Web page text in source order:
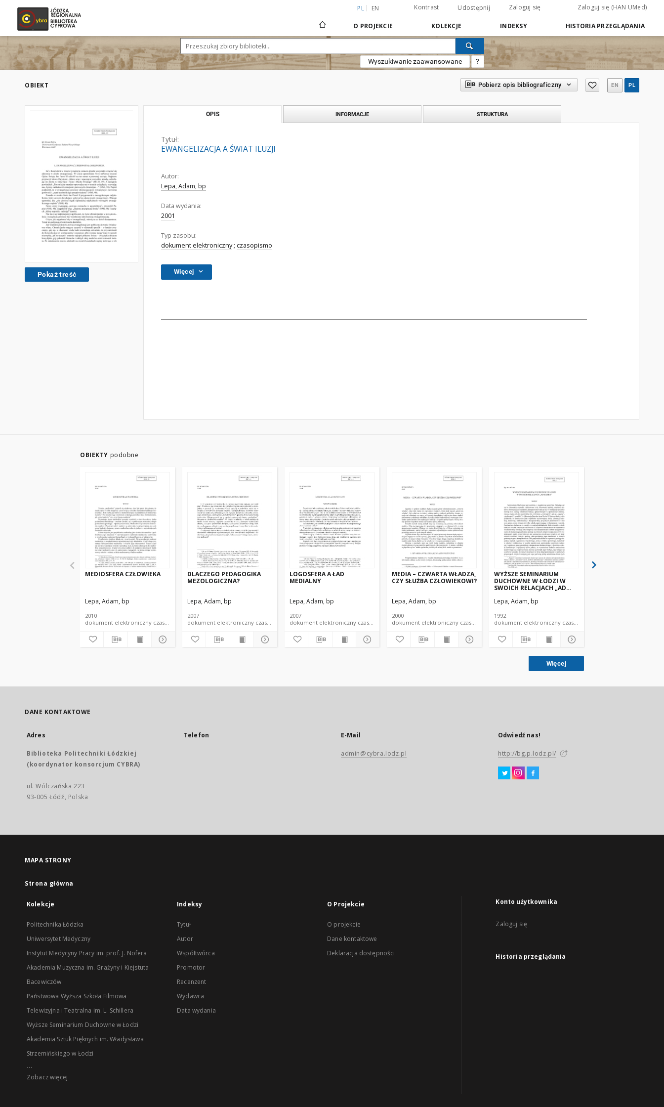
PL EN Kontrast Udostępnij Zaloguj się Zaloguj się (HAN UMed)
O PROJEKCIE KOLEKCJE INDEKSY HISTORIA PRZEGLĄDANIA
Wyszukiwanie zaawansowane ?
OBIEKT Pobierz opis bibliograficzny EN PL
Pokaż treść
OPIS INFORMACJE STRUKTURA
Tytuł:
EWANGELIZACJA A ŚWIAT ILUZJI
Autor:
Lepa, Adam, bp
Data wydania:
2001
Typ zasobu:
dokument elektroniczny; czasopismo
Więcej
OBIEKTY podobne
MEDIOSFERA CZŁOWIEKA
Lepa, Adam, bp
2010
dokument elektroniczny czasopismo
DLACZEGO PEDAGOGIKA
MEZOLOGICZNA?
Lepa, Adam, bp
2007
dokument elektroniczny czasopismo
LOGOSFERA A ŁAD
MEDIALNY
Lepa, Adam, bp
2007
dokument elektroniczny czasopismo
MEDIA – CZWARTA WŁADZA,
CZY SŁUŻBA CZŁOWIEKOWI?
Lepa, Adam, bp
2000
dokument elektroniczny czasopismo
WYŻSZE SEMINARIUM
DUCHOWNE W ŁODZI W
SWOICH RELACJACH „AD
Lepa, Adam, bp
1992
dokument elektroniczny czasopismo
Więcej
DANE KONTAKTOWE
Adres
Biblioteka Politechniki Łódzkiej
(koordynator konsorcjum CYBRA)
ul. Wólczańska 223
93-005 Łódź, Polska
Telefon E-Mail
admin@cybra.lodz.pl
Odwiedź nas!
http://bg.p.lodz.pl/
MAPA STRONY
Strona główna
Kolekcje
Politechnika Łódzka
Uniwersytet Medyczny
Instytut Medycyny Pracy im. prof. J. Nofera
Akademia Muzyczna im. Grażyny i Kiejstuta
Bacewiczów
Państwowa Wyższa Szkoła Filmowa
Telewizyjna i Teatralna im. L. Schillera
Wyższe Seminarium Duchowne w Łodzi
Akademia Sztuk Pięknych im. Władysława
Strzemińskiego w Łodzi
...
Zobacz więcej
Indeksy
Tytuł
Autor
Współtwórca
Promotor
Recenzent
Wydawca
Data wydania
O Projekcie
O projekcie
Dane kontaktowe
Deklaracja dostępności
Konto użytkownika
Zaloguj się
Historia przeglądania